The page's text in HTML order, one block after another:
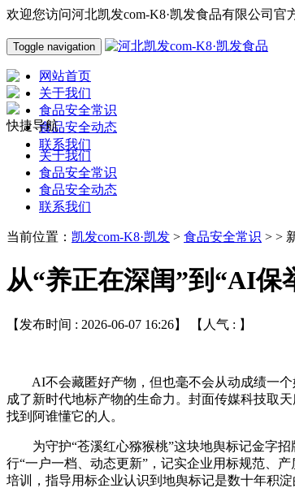
欢迎您访问河北凯发com-K8·凯发食品有限公司官
Toggle navigation
网站首页
关于我们
食品安全常识
食品安全动态
联系我们
快捷导航
关于我们
食品安全常识
食品安全动态
联系我们
当前位置： 凯发com-K8·凯发 > 食品安全常识 > >
从“养正在深闺”到“AI保
【发布时间 : 2026-06-07 16:26】 【人气 : 】
AI不会藏匿好产物，但也毫不会从动成绩一个
成了新时代地标产物的生命力。封面传媒科技取
找到阿谁懂它的人。
为守护“苍溪红心猕猴桃”这块地舆标记金字招
行“一户一档、动态更新”，记实企业用标规范、
培训，指导用标企业认识到地舆标记是数十年积